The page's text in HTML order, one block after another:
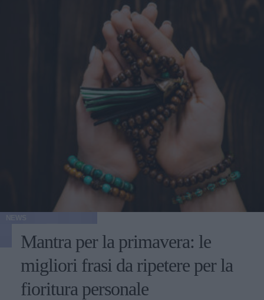
Mantra per la primavera: le
migliori frasi da ripetere per la
fioritura personale